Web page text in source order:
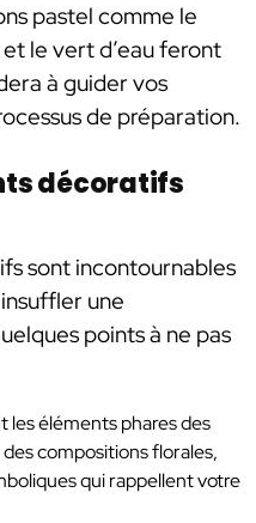
pastel comme le
le vert d’eau feront
à guider vos
de préparation.
décoratifs
sont incontournables
une
points à ne pas
les éléments phares des
compositions florales,
qui rappellent votre